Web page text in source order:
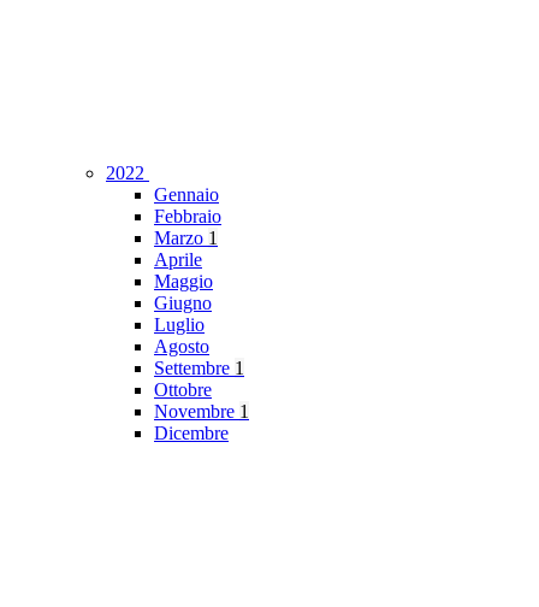
2022
Gennaio
Febbraio
Marzo 1
Aprile
Maggio
Giugno
Luglio
Agosto
Settembre 1
Ottobre
Novembre 1
Dicembre